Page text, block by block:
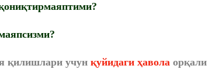
қилишлари учун қуйидаги ҳавола орқали